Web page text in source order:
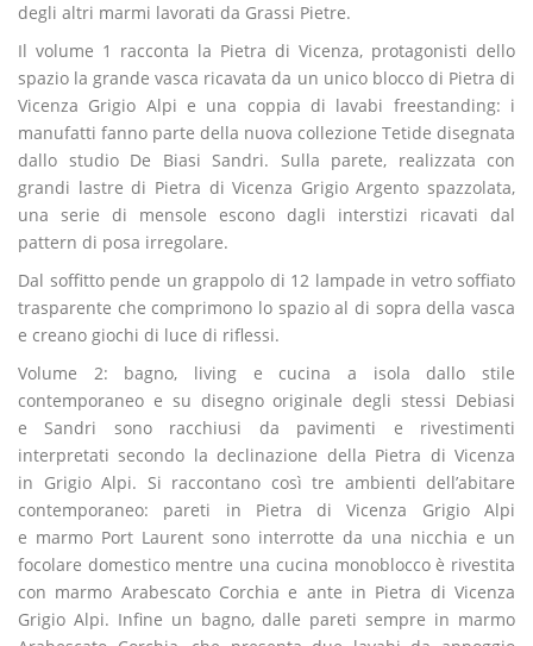
degli altri marmi lavorati da Grassi Pietre.
Il volume 1 racconta la Pietra di Vicenza, protagonisti dello
spazio la grande vasca ricavata da un unico blocco di Pietra di
Vicenza Grigio Alpi e una coppia di lavabi freestanding: i
manufatti fanno parte della nuova collezione Tetide disegnata
dallo studio De Biasi Sandri. Sulla parete, realizzata con
grandi lastre di Pietra di Vicenza Grigio Argento spazzolata,
una serie di mensole escono dagli interstizi ricavati dal
pattern di posa irregolare.
Dal soffitto pende un grappolo di 12 lampade in vetro soffiato
trasparente che comprimono lo spazio al di sopra della vasca
e creano giochi di luce di riflessi.
Volume 2: bagno, living e cucina a isola dallo stile
contemporaneo e su disegno originale degli stessi Debiasi
e Sandri sono racchiusi da pavimenti e rivestimenti
interpretati secondo la declinazione della Pietra di Vicenza
in Grigio Alpi. Si raccontano così tre ambienti dell’abitare
contemporaneo: pareti in Pietra di Vicenza Grigio Alpi
e marmo Port Laurent sono interrotte da una nicchia e un
focolare domestico mentre una cucina monoblocco è rivestita
con marmo Arabescato Corchia e ante in Pietra di Vicenza
Grigio Alpi. Infine un bagno, dalle pareti sempre in marmo